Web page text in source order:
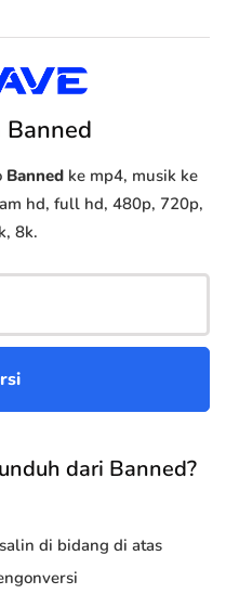
Bannedke mp4, musik ke
hd, full hd, 480p, 720p,
8k.
dari Banned?
di bidang di atas